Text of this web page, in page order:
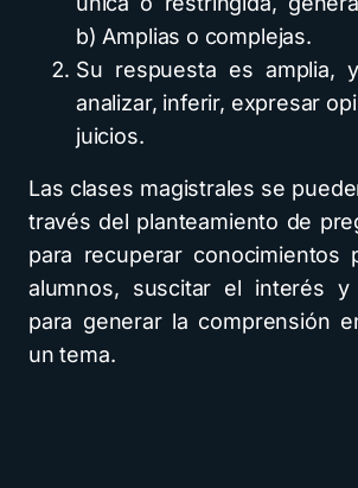
b) Amplias o complejas.
Su respuesta es amplia,
analizar, inferir, expresar
juicios.
Las clases magistrales se
través del planteamiento de
para recuperar conocimientos
alumnos, suscitar el interés y
para generar la comprensión
un tema.